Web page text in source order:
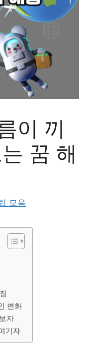
이 끼
꿈 해
모음
변화
자
기자